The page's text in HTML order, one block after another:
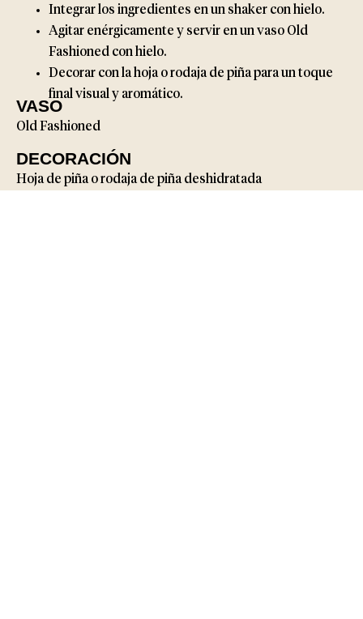
Integrar los ingredientes en un shaker con hielo.
Agitar enérgicamente y servir en un vaso Old
Fashioned con hielo.
Decorar con la hoja o rodaja de piña para un toque
final visual y aromático.
VASO
Old Fashioned
DECORACIÓN
Hoja de piña o rodaja de piña deshidratada